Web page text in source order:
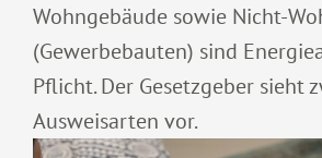
Wohngebäude sowie Nicht-
(Gewerbebauten) sind
Pflicht. Der Gesetzgeber sieht
Ausweisarten vor.